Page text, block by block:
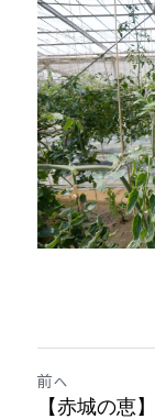
前へ
【赤城の恵